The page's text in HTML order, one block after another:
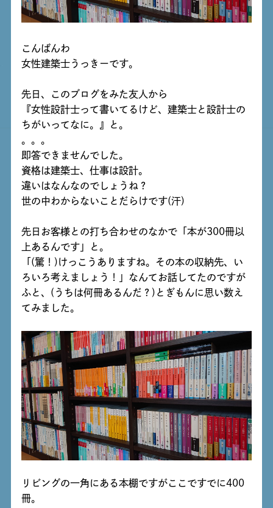
こんばんわ
女性建築士うっきーです。
先日、このブログをみた友人から
『女性設計士って書いてるけど、建築士と設計士の
ちがいってなに。』と。
。。。
即答できませんでした。
資格は建築士、仕事は設計。
違いはなんなのでしょうね？
世の中わからないことだらけです(汗)
先日お客様との打ち合わせのなかで「本が300冊以
上あるんです」と。
「(驚！)けっこうありますね。その本の収納先、い
ろいろ考えましょう！」なんてお話してたのですが
ふと、(うちは何冊あるんだ？)とぎもんに思い数え
てみました。
リビングの一角にある本棚ですがここですでに400
冊。